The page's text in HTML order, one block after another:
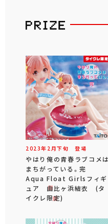
2023年 2 月下旬 登場
やはり俺の青春ラブコメは
まちがっている。完
Aqua Float Girlsフィギ
ュア 由比ヶ浜結衣 (タ
イクレ限定)